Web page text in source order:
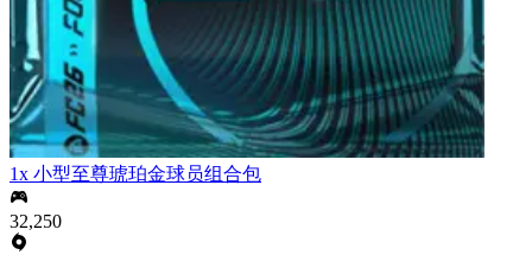
1x 小型至尊琥珀金球员组合包
32,250